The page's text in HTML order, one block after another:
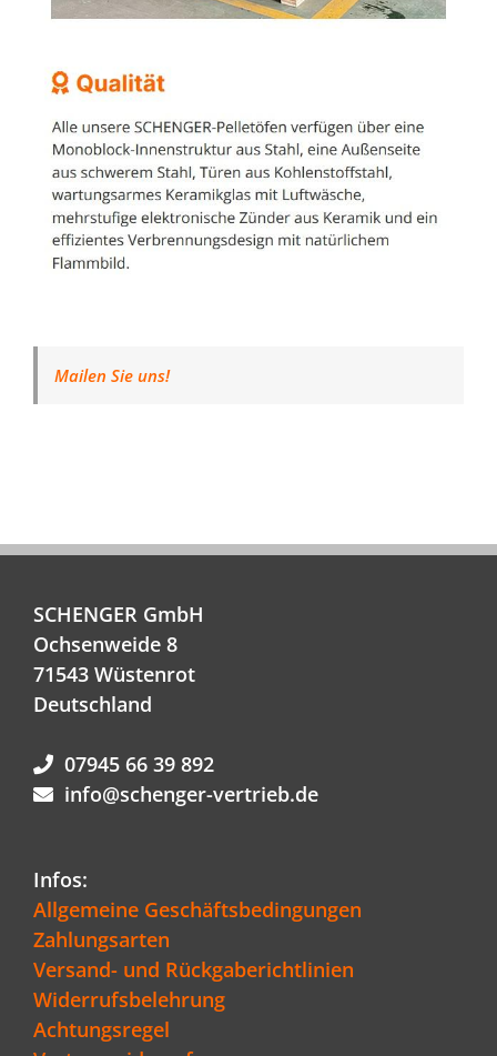
Mailen Sie uns!
SCHENGER GmbH
Ochsenweide 8
71543 Wüstenrot
Deutschland
07945 66 39 892
info@schenger-vertrieb.de
Infos:
Allgemeine Geschäftsbedingungen
Zahlungsarten
Versand- und Rückgaberichtlinien
Widerrufsbelehrung
Achtungsregel